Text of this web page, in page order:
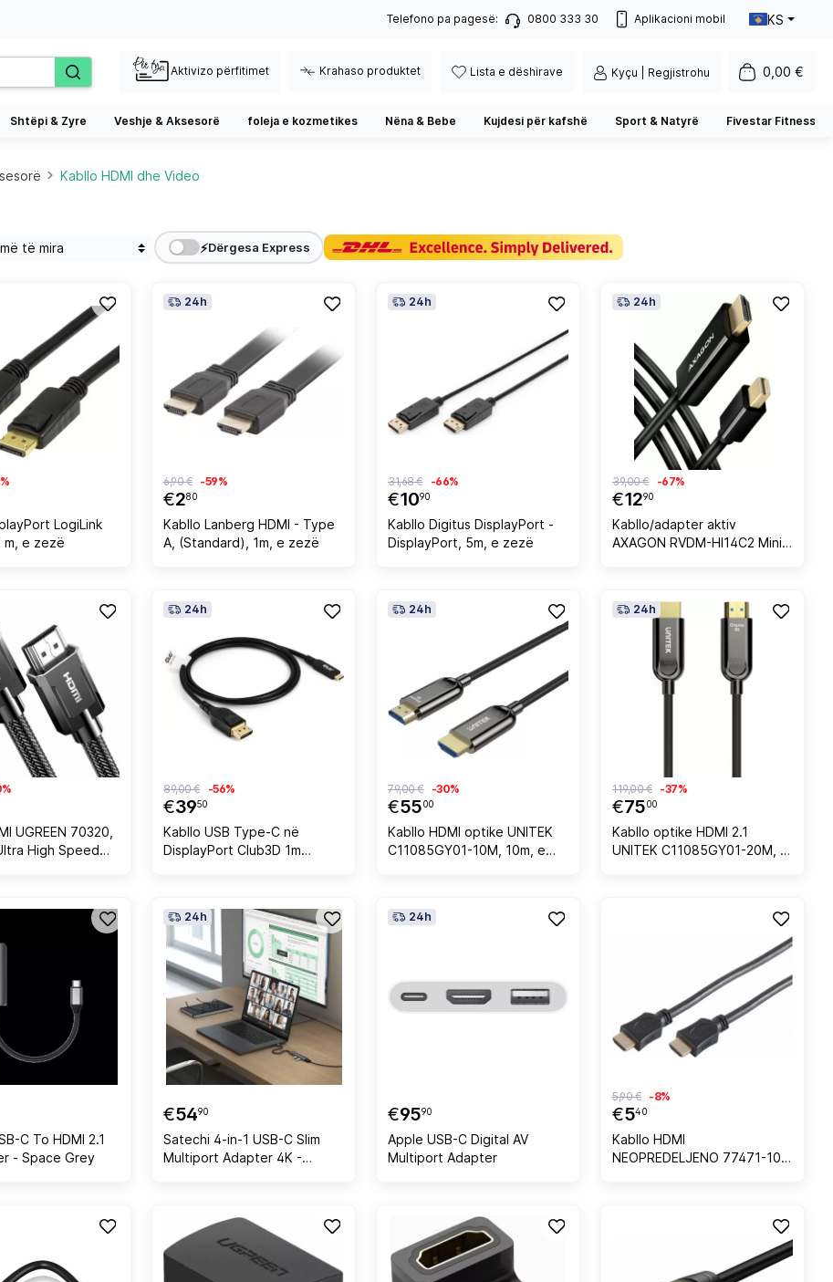
Telefono pa pagesë: 0800 333 30 Aplikacioni mobil KS
Aktivizo përfitimet Krahaso produktet Lista e dëshirave Kyçu | Regjistrohu 0,00 €
Shtëpi & Zyre Veshje & Aksesorë foleja e kozmetikes Nëna & Bebe Kujdesi për kafshë Sport & Natyrë Fivestar Fitness
Kabllo HDMI dhe Video
⚡Dërgesa Express
LogiLink
m, e zezë
24h
€280
6,90 € -59%
Kabllo Lanberg HDMI - Type
A, (Standard), 1m, e zezë
24h
€1090
31,68 € -66%
Kabllo Digitus DisplayPort -
DisplayPort, 5m, e zezë
24h
€1290
39,00 € -67%
Kabllo/adapter aktiv
AXAGON RVDM-HI14C2 Mini
UGREEN 70320,
High Speed
24h
€3950
89,00 € -56%
Kabllo USB Type-C në
DisplayPort Club3D 1m
24h
€5500
79,00 € -30%
Kabllo HDMI optike UNITEK
C11085GY01-10M, 10m, e
24h
€7500
119,00 € -37%
Kabllo optike HDMI 2.1
UNITEK C11085GY01-20M, e
C To HDMI 2.1
- Space Grey
24h
€5490
Satechi 4-in-1 USB-C Slim
Multiport Adapter 4K -
24h
€9590
Apple USB-C Digital AV
Multiport Adapter
€540
5,90 € -8%
Kabllo HDMI
NEOPREDELJENO 77471-10